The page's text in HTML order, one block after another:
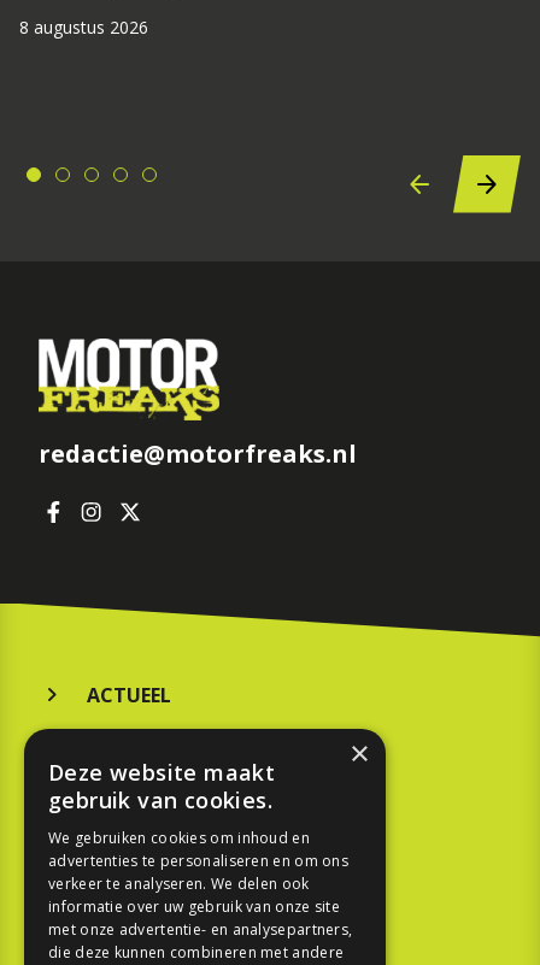
8 augustus 2026
redactie@motorfreaks.nl
ACTUEEL
KOOPGIDS
TESTEN
SPORT
REPORTAGE
×
Deze website maakt
gebruik van cookies.
We gebruiken cookies om inhoud en
advertenties te personaliseren en om ons
verkeer te analyseren. We delen ook
informatie over uw gebruik van onze site
met onze advertentie- en analysepartners,
die deze kunnen combineren met andere